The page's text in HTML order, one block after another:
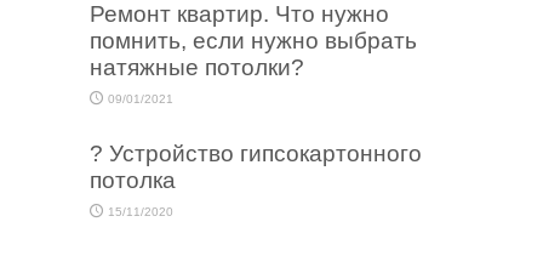
Ремонт квартир. Что нужно
помнить, если нужно выбрать
натяжные потолки?
09/01/2021
? Устройство гипсокартонного
потолка
15/11/2020